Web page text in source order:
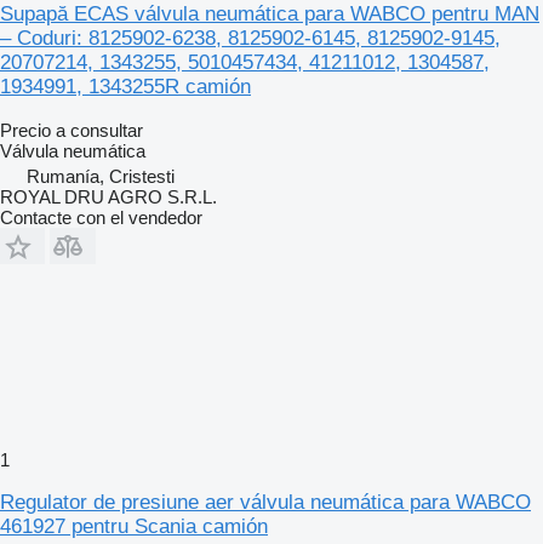
Supapă ECAS válvula neumática para WABCO pentru MAN
– Coduri: 8125902-6238, 8125902-6145, 8125902-9145,
20707214, 1343255, 5010457434, 41211012, 1304587,
1934991, 1343255R camión
Precio a consultar
Válvula neumática
Rumanía, Cristesti
ROYAL DRU AGRO S.R.L.
Contacte con el vendedor
1
Regulator de presiune aer válvula neumática para WABCO
461927 pentru Scania camión